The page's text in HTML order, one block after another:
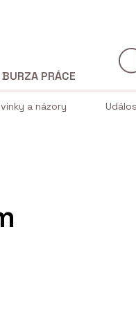
a názory
BURZA PRÁCE